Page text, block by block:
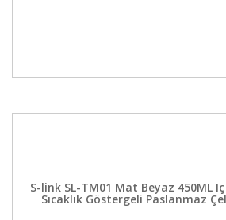
S-link SL-TM01 Mat Beyaz 450ML
Sıcaklık Göstergeli Paslanmaz